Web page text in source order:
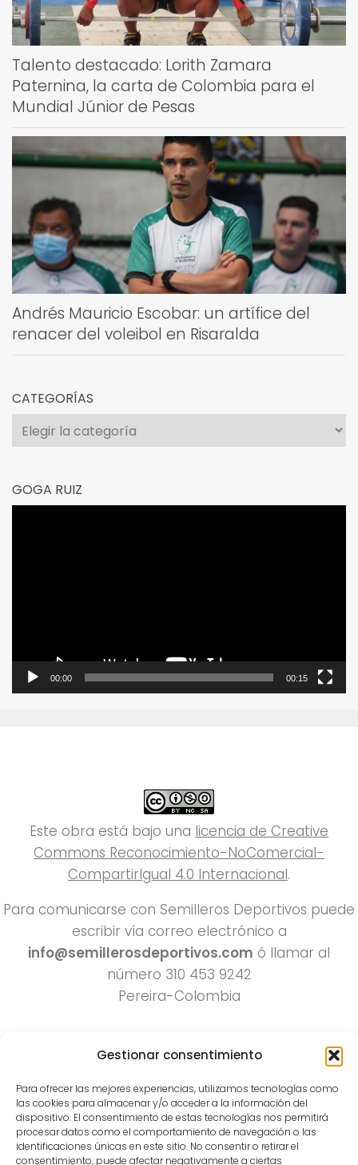
Gestionar consentimiento
Para ofrecer las mejores experiencias, utilizamos tecnologías como
las cookies para almacenar y/o acceder a la información del
dispositivo. El consentimiento de estas tecnologías nos permitirá
procesar datos como el comportamiento de navegación o las
identificaciones únicas en este sitio. No consentir o retirar el
consentimiento, puede afectar negativamente a ciertas
Talento destacado: Lorith Zamara
Paternina, la carta de Colombia para el
Mundial Júnior de Pesas
Andrés Mauricio Escobar: un artífice del
renacer del voleibol en Risaralda
CATEGORÍAS
Categorías
GOGA RUIZ
00:00 00:15
Este obra está bajo una licencia de Creative
Commons Reconocimiento-NoComercial-
CompartirIgual 4.0 Internacional.
Para comunicarse con Semilleros Deportivos puede
escribir vía correo electrónico a
info@semillerosdeportivos.com ó llamar al
número 310 453 9242
Pereira-Colombia
Todos los derechos reservados 2022.